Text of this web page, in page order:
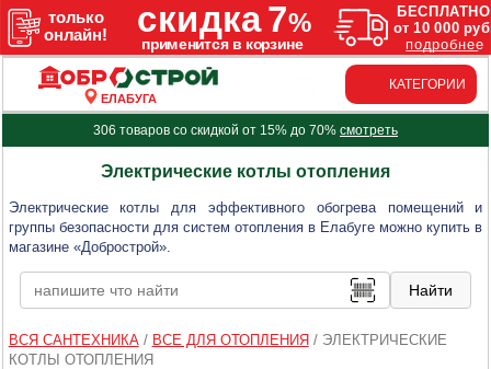
ЕЛАБУГА
КАТЕГОРИИ
306 товаров со скидкой от 15% до 70% смотреть
Электрические котлы отопления
Электрические котлы для эффективного обогрева помещений и
группы безопасности для систем отопления в Елабуге можно купить в
магазине «Добрострой».
ВСЯ САНТЕХНИКА/ ВСЕ ДЛЯ ОТОПЛЕНИЯ / ЭЛЕКТРИЧЕСКИЕ
КОТЛЫ ОТОПЛЕНИЯ